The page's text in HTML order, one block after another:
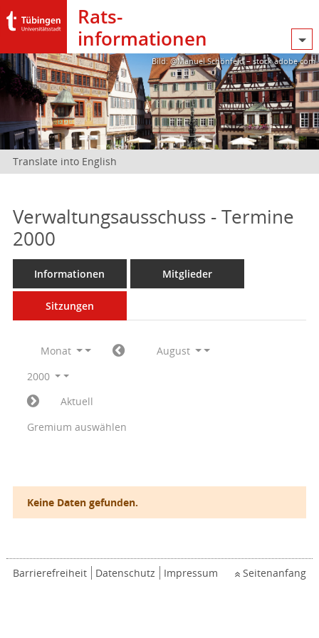
Rats­
informationen
Bild: @Manuel Schönfeld – stock.adobe.com
Translate into English
Verwaltungsausschuss - Termine
2000
Informationen Mitglieder
Sitzungen
Monat
August
2000
Aktuell
Gremium auswählen
Keine Daten gefunden.
Barrierefreiheit Datenschutz Impressum Seitenanfang